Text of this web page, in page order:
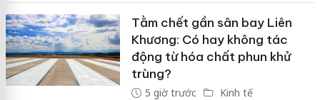
Tằm chết gần sân bay Liên
Khương: Có hay không tác
động từ hóa chất phun khử
trùng?
5 giờ trước Kinh tế